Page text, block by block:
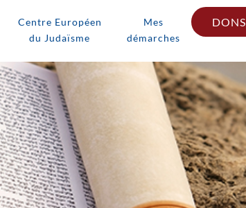
Centre Européen
du Judaïsme
Mes
démarches
DONS